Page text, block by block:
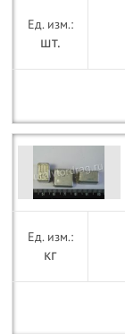
шт.
кг